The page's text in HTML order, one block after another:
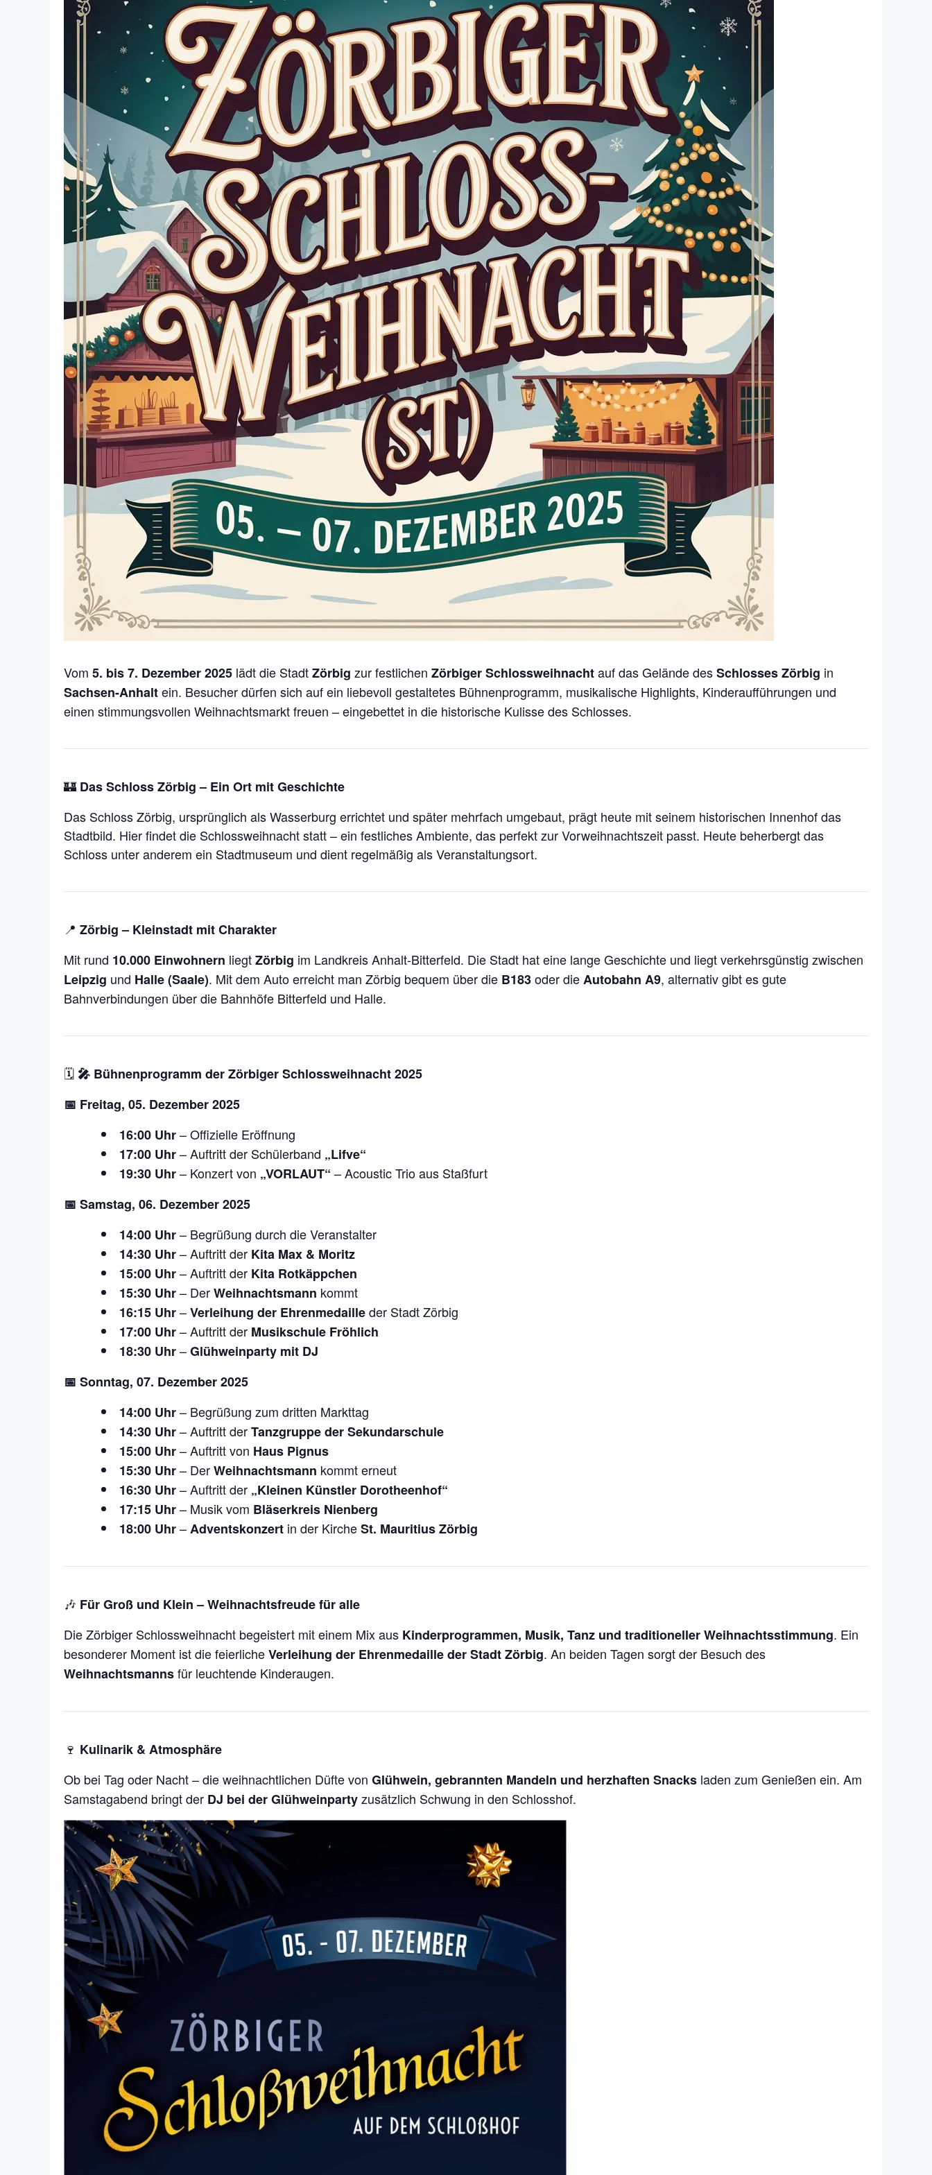
Vom 5. bis 7. Dezember 2025 lädt die StadtZörbig zur festlichen Zörbiger Schlossweihnachtauf das Gelände desSchlosses Zörbig in
Sachsen-Anhaltein. Besucher dürfen sich auf ein liebevoll gestaltetes Bühnenprogramm, musikalische Highlights, Kinderaufführungen und
einen stimmungsvollen Weihnachtsmarkt freuen – eingebettet in die historische Kulisse des Schlosses.
🏰 Das Schloss Zörbig – Ein Ort mit Geschichte
Das Schloss Zörbig, ursprünglich als Wasserburg errichtet und später mehrfach umgebaut, prägt heute mit seinem historischen Innenhof das
Stadtbild. Hier findet die Schlossweihnacht statt – ein festliches Ambiente, das perfekt zur Vorweihnachtszeit passt. Heute beherbergt das
Schloss unter anderem ein Stadtmuseum und dient regelmäßig als Veranstaltungsort.
📍 Zörbig – Kleinstadt mit Charakter
Mit rund 10.000 Einwohnern liegtZörbig im Landkreis Anhalt-Bitterfeld. Die Stadt hat eine lange Geschichte und liegt verkehrsgünstig zwischen
Leipzig und Halle (Saale). Mit dem Auto erreicht man Zörbig bequem über die B183oder dieAutobahn A9, alternativ gibt es gute
Bahnverbindungen über die Bahnhöfe Bitterfeld und Halle.
🗓️ 🎤 Bühnenprogramm der Zörbiger Schlossweihnacht 2025
📅 Freitag, 05. Dezember 2025
16:00 Uhr– Offizielle Eröffnung
17:00 Uhr– Auftritt der Schülerband „Lifve“
19:30 Uhr– Konzert von „VORLAUT“ – Acoustic Trio aus Staßfurt
📅 Samstag, 06. Dezember 2025
14:00 Uhr– Begrüßung durch die Veranstalter
14:30 Uhr– Auftritt der Kita Max & Moritz
15:00 Uhr– Auftritt der Kita Rotkäppchen
15:30 Uhr– DerWeihnachtsmann kommt
16:15 Uhr–Verleihung der Ehrenmedailleder Stadt Zörbig
17:00 Uhr– Auftritt der Musikschule Fröhlich
18:30 Uhr–Glühweinparty mit DJ
📅 Sonntag, 07. Dezember 2025
14:00 Uhr– Begrüßung zum dritten Markttag
14:30 Uhr– Auftritt derTanzgruppe der Sekundarschule
15:00 Uhr– Auftritt von Haus Pignus
15:30 Uhr– DerWeihnachtsmann kommt erneut
16:30 Uhr– Auftritt der „Kleinen Künstler Dorotheenhof“
17:15 Uhr– Musik vom Bläserkreis Nienberg
18:00 Uhr–Adventskonzert in der KircheSt. Mauritius Zörbig
🎶 Für Groß und Klein – Weihnachtsfreude für alle
Die Zörbiger Schlossweihnacht begeistert mit einem Mix aus Kinderprogrammen, Musik, Tanz und traditioneller Weihnachtsstimmung. Ein
besonderer Moment ist die feierlicheVerleihung der Ehrenmedaille der Stadt Zörbig. An beiden Tagen sorgt der Besuch des
Weihnachtsmannsfür leuchtende Kinderaugen.
🍷 Kulinarik & Atmosphäre
Ob bei Tag oder Nacht – die weihnachtlichen Düfte von Glühwein, gebrannten Mandeln und herzhaften Snacks laden zum Genießen ein. Am
Samstagabend bringt der DJ bei der Glühweinpartyzusätzlich Schwung in den Schlosshof.